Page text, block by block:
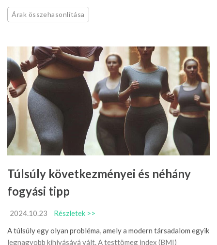
Árak összehasonlítása
Túlsúly következményei és néhány
fogyási tipp
2024.10.23
Részletek >>
A túlsúly egy olyan probléma, amely a modern társadalom egyik
legnagyobb kihívásává vált. A testtömeg index (BMI)